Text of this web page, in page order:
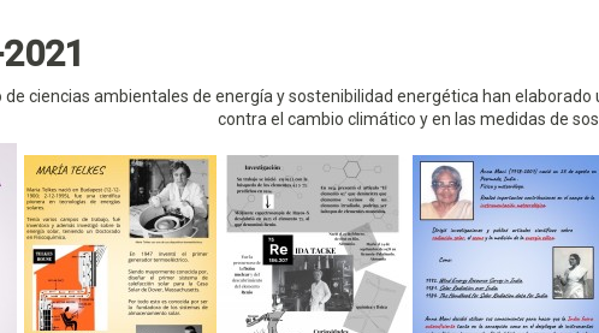
de ciencias ambientales de energía y sostenibilidad energética han
contra el cambio climático y en las medidas de